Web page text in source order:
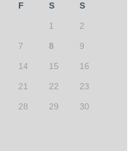
F S S
1 2
7 8 9
14 15 16
21 22 23
28 29 30